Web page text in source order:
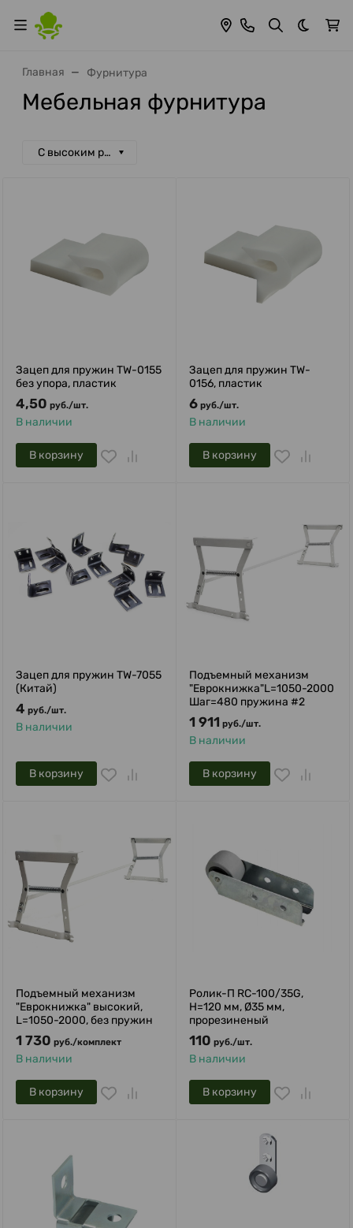
Темная
Главная Фурнитура
Мебельная фурнитура
С высоким рейтингом
Зацеп для пружин TW-0155
без упора, пластик
4,50 руб./шт.
В наличии
В корзину
Зацеп для пружин TW-
0156, пластик
6 руб./шт.
В наличии
В корзину
Зацеп для пружин TW-7055
(Китай)
4 руб./шт.
В наличии
В корзину
Подъемный механизм
"Еврокнижка"L=1050-2000
Шаг=480 пружина #2
1 911 руб./шт.
В наличии
В корзину
Подъемный механизм
"Еврокнижка" высокий,
L=1050-2000, без пружин
1 730 руб./комплект
В наличии
В корзину
Ролик-П RC-100/35G,
H=120 мм, Ø35 мм,
прорезиненый
110 руб./шт.
В наличии
В корзину